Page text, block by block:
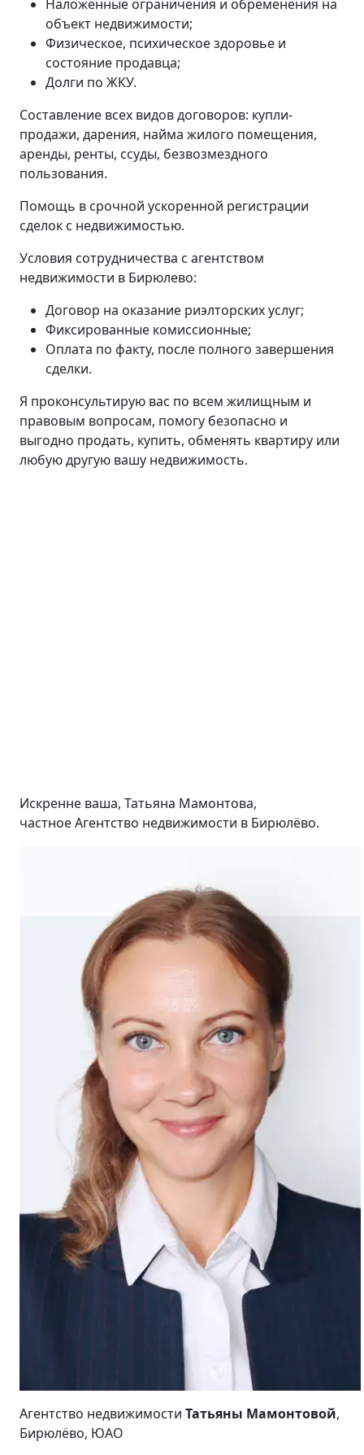
Наложенные ограничения и обременения на
объект недвижимости;
Физическое, психическое здоровье и
состояние продавца;
Долги по ЖКУ.
Составление всех видов договоров: купли-
продажи, дарения, найма жилого помещения,
аренды, ренты, ссуды, безвозмездного
пользования.
Помощь в срочной ускоренной регистрации
сделок с недвижимостью.
Условия сотрудничества с агентством
недвижимости в Бирюлево:
Договор на оказание риэлторских услуг;
Фиксированные комиссионные;
Оплата по факту, после полного завершения
сделки.
Я проконсультирую вас по всем жилищным и
правовым вопросам, помогу безопасно и
выгодно продать, купить, обменять квартиру или
любую другую вашу недвижимость.
Искренне ваша, Татьяна Мамонтова,
частное Агентство недвижимости в Бирюлёво.
Агентство недвижимости Татьяны Мамонтовой,
Бирюлёво, ЮАО